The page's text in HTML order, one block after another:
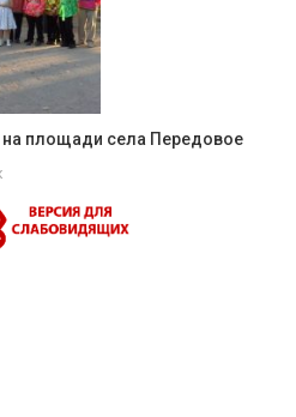
площади села Передовое